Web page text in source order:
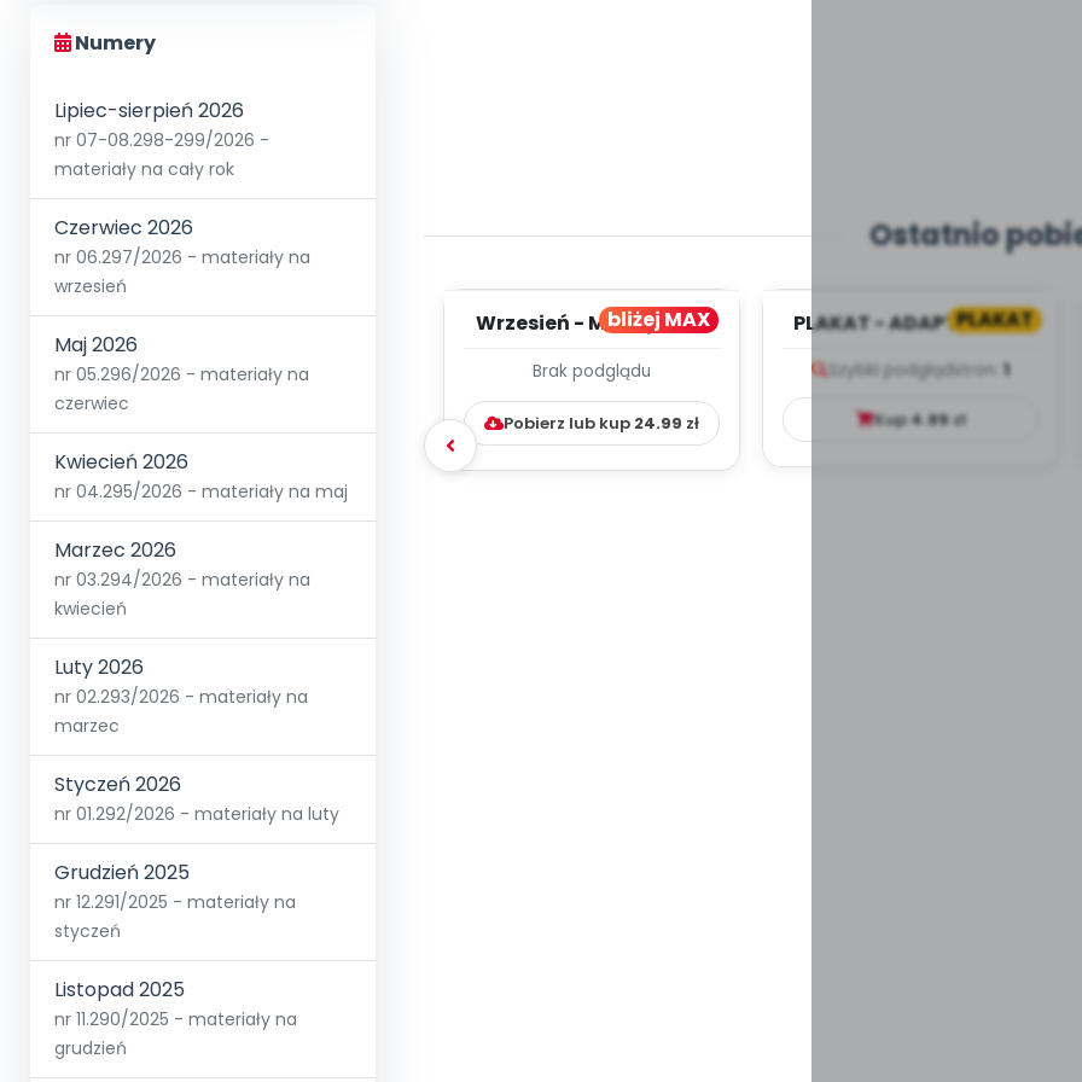
Numery
Lipiec-sierpień 2026
nr 07-08.298-299/2026 -
materiały na cały rok
Czerwiec 2026
nr 06.297/2026 - materiały na
wrzesień
Maj 2026
nr 05.296/2026 - materiały na
czerwiec
Kwiecień 2026
nr 04.295/2026 - materiały na maj
Marzec 2026
nr 03.294/2026 - materiały na
kwiecień
Luty 2026
nr 02.293/2026 - materiały na
marzec
Styczeń 2026
nr 01.292/2026 - materiały na luty
Grudzień 2025
nr 12.291/2025 - materiały na
styczeń
Listopad 2025
nr 11.290/2025 - materiały na
grudzień
Ostatnio
bliżej MAX
Wrzesień - MIESIĘCZNY
WYCHOWAWCZO –
DYDAKTYC...
Brak podglądu
Pobierz lub kup 24.99 zł
PLAKAT
PLAKAT - ADAPTACJA -
Szybki podglądstron: 1
Kup4.99zł